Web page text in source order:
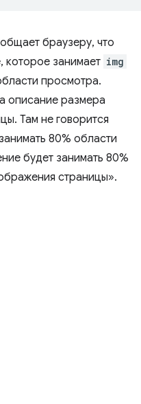
браузеру, что
которое занимает img
просмотра.
описание размера
Там не говорится
80% области
будет занимать 80%
страницы».